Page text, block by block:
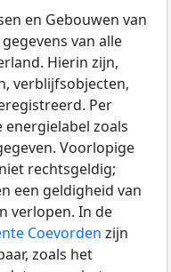
en Gebouwen van
van alle
Hierin zijn,
verblijfsobjecten,
Per
zoals
Voorlopige
rechtsgeldig;
een geldigheid van
verlopen. In de
Coevorden zijn
zoals het